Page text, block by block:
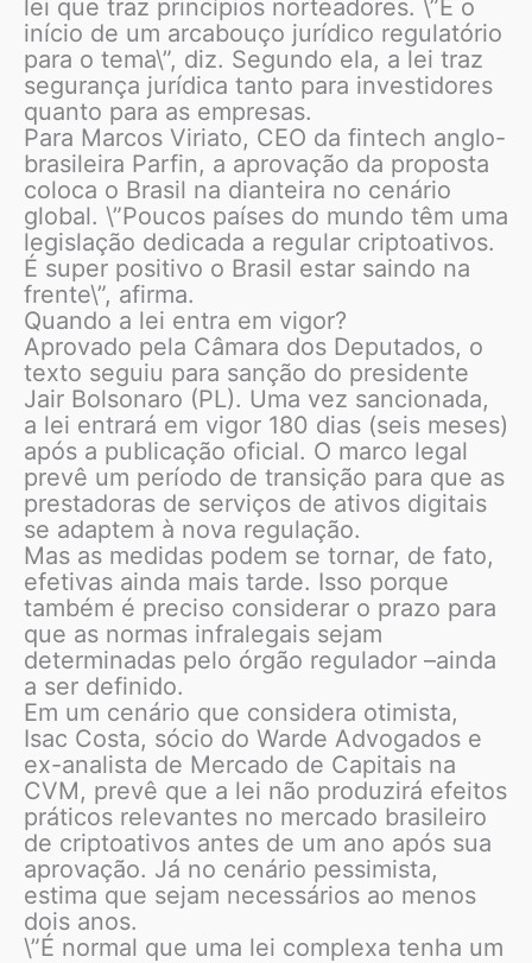
lei que traz princípios norteadores. \”É o
início de um arcabouço jurídico regulatório
para o tema\”, diz. Segundo ela, a lei traz
segurança jurídica tanto para investidores
quanto para as empresas.
Para Marcos Viriato, CEO da fintech anglo-
brasileira Parfin, a aprovação da proposta
coloca o Brasil na dianteira no cenário
global. \”Poucos países do mundo têm uma
legislação dedicada a regular criptoativos.
É super positivo o Brasil estar saindo na
frente\”, afirma.
Quando a lei entra em vigor?
Aprovado pela Câmara dos Deputados, o
texto seguiu para sanção do presidente
Jair Bolsonaro (PL). Uma vez sancionada,
a lei entrará em vigor 180 dias (seis meses)
após a publicação oficial. O marco legal
prevê um período de transição para que as
prestadoras de serviços de ativos digitais
se adaptem à nova regulação.
Mas as medidas podem se tornar, de fato,
efetivas ainda mais tarde. Isso porque
também é preciso considerar o prazo para
que as normas infralegais sejam
determinadas pelo órgão regulador –ainda
a ser definido.
Em um cenário que considera otimista,
Isac Costa, sócio do Warde Advogados e
ex-analista de Mercado de Capitais na
CVM, prevê que a lei não produzirá efeitos
práticos relevantes no mercado brasileiro
de criptoativos antes de um ano após sua
aprovação. Já no cenário pessimista,
estima que sejam necessários ao menos
dois anos.
\”É normal que uma lei complexa tenha um